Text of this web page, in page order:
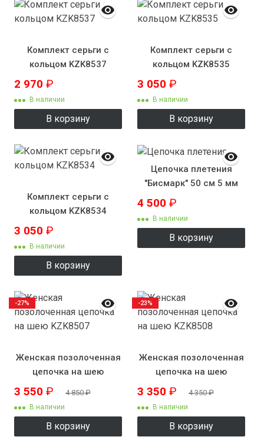
Комплект серьги с
кольцом KZK8537
2 970 ₽
В наличии
В корзину
Комплект серьги с
кольцом KZK8535
3 050 ₽
В наличии
В корзину
Комплект серьги с
кольцом KZK8534
3 050 ₽
В наличии
В корзину
Цепочка плетения
"Бисмарк" 50 см 5 мм
4 500 ₽
В наличии
В корзину
Женская позолоченная
цепочка на шею
KZK8507
3 550 ₽ 4 850₽
В наличии
В корзину
-27%
Женская позолоченная
цепочка на шею
KZK8508
3 350 ₽ 4 350₽
В наличии
В корзину
-23%